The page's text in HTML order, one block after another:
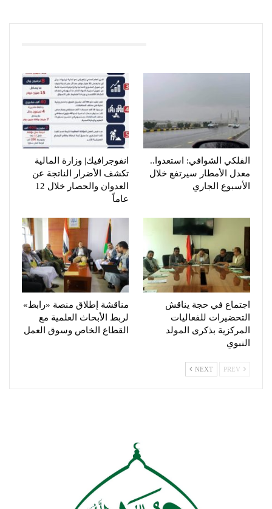
الفلكي الشوافي: استعدوا..
معدل الأمطار سيرتفع خلال
الأسبوع الجاري
انفوجرافيك| وزارة المالية
تكشف الأضرار الناتجة عن
العدوان والحصار خلال 12
عاماً
اجتماع في حجة يناقش
التحضيرات للفعاليات
المركزية بذكرى المولد
النبوي
مناقشة إطلاق منصة «رابط»
لربط الأبحاث العلمية مع
القطاع الخاص وسوق العمل
NEXT